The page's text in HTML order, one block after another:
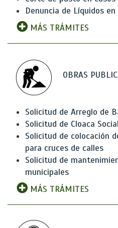
Denuncia de Líquidos
MÁS TRÁMITES
OBRAS
Solicitud de Arreglo de
Solicitud de Cloaca Social
Solicitud de colocación
para cruces de calles
Solicitud de
municipales
MÁS TRÁMITES